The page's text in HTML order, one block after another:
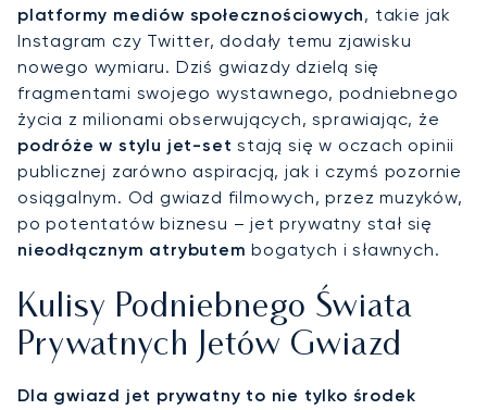
platformy mediów społecznościowych, takie jak
Instagram czy Twitter, dodały temu zjawisku
nowego wymiaru. Dziś gwiazdy dzielą się
fragmentami swojego wystawnego, podniebnego
życia z milionami obserwujących, sprawiając, że
podróże w stylu jet-set stają się w oczach opinii
publicznej zarówno aspiracją, jak i czymś pozornie
osiągalnym. Od gwiazd filmowych, przez muzyków,
po potentatów biznesu – jet prywatny stał się
nieodłącznym atrybutem bogatych i sławnych.
Kulisy Podniebnego Świata
Prywatnych Jetów Gwiazd
Dla gwiazd jet prywatny to nie tylko środek